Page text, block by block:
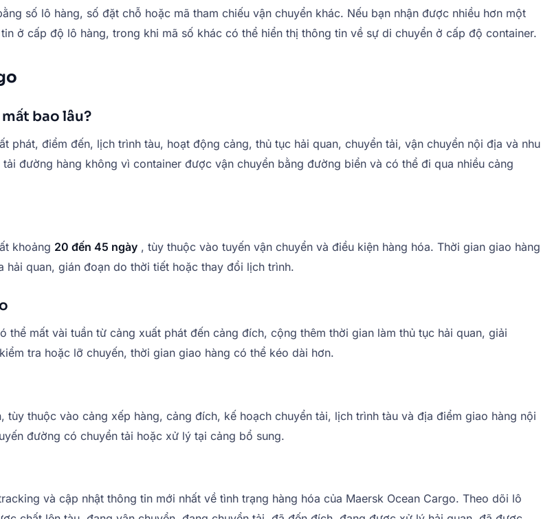
số lô hàng, số đặt chỗ hoặc mã tham chiếu vận chuyển khác. Nếu bạn nhận được nhiều hơn một
ở cấp độ lô hàng, trong khi mã số khác có thể hiển thị thông tin về sự di chuyển ở cấp độ container.
bao lâu?
phát, điểm đến, lịch trình tàu, hoạt động cảng, thủ tục hải quan, chuyển tải, vận chuyển nội địa và nhu
đường hàng không vì container được vận chuyển bằng đường biển và có thể đi qua nhiều cảng
khoảng 20 đến 45 ngày , tùy thuộc vào tuyến vận chuyển và điều kiện hàng hóa. Thời gian giao hàng
quan, gián đoạn do thời tiết hoặc thay đổi lịch trình.
mất vài tuần từ cảng xuất phát đến cảng đích, cộng thêm thời gian làm thủ tục hải quan, giải
tra hoặc lỡ chuyến, thời gian giao hàng có thể kéo dài hơn.
thuộc vào cảng xếp hàng, cảng đích, kế hoạch chuyển tải, lịch trình tàu và địa điểm giao hàng nội
đường có chuyển tải hoặc xử lý tại cảng bổ sung.
và cập nhật thông tin mới nhất về tình trạng hàng hóa của Maersk Ocean Cargo. Theo dõi lô